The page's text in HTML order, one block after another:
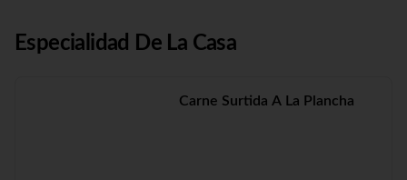
Especialidad De La Casa
Carne Surtida A La Plancha